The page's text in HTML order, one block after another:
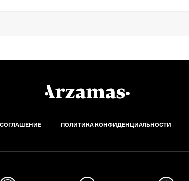
ПОЛИТИКА КОНФИДЕНЦИАЛЬНОСТИ